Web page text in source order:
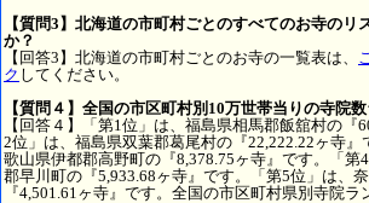
【質問3】北海道の市町村ごとのすべてのお寺のリ
か？
【回答3】北海道の市町村ごとのお寺の一覧表は、
ク してください。
【質問４】全国の市区町村別10万世帯当りの寺院
【回答４】「第1位」は、福島県相馬郡飯舘村の『
2位」は、福島県双葉郡葛尾村の『22,222.22ヶ寺』
歌山県伊都郡高野町の『8,378.75ヶ寺』です。「第
郡早川町の『5,933.68ヶ寺』です。「第5位」は、
『4,501.61ヶ寺』です。全国の市区町村県別寺院